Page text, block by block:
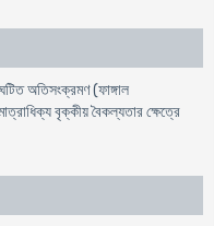
অতিসংক্রমণ (ফাঙ্গাল
বৃক্কীয় বৈকল্যতার ক্ষেত্রে